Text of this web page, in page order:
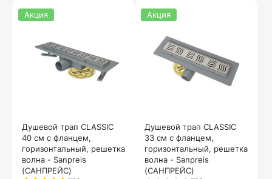
Душевой трап CLASSIC
40 см с фланцем,
горизонтальный, решетка
волна - Sanpreis
(САНПРЕЙС)
Акция
Душевой трап CLASSIC
33 см с фланцем,
горизонтальный, решетка
волна - Sanpreis
(САНПРЕЙС)
Акция